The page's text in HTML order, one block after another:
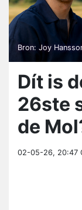
Bron: Joy
Dít is
26ste
de
02-05-26, 20:47